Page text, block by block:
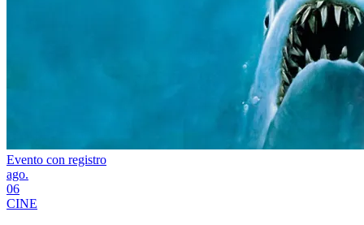
Evento con registro
ago.
06
CINE